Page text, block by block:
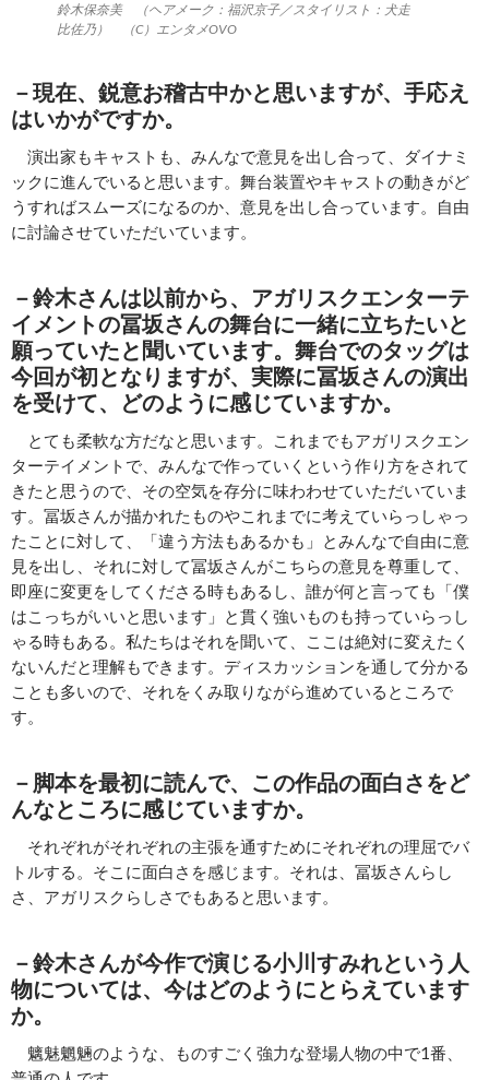
鈴木保奈美 （ヘアメーク：福沢京子／スタイリスト：犬走
比佐乃） （C）エンタメOVO
－現在、鋭意お稽古中かと思いますが、手応え
はいかがですか。
演出家もキャストも、みんなで意見を出し合って、ダイナミ
ックに進んでいると思います。舞台装置やキャストの動きがど
うすればスムーズになるのか、意見を出し合っています。自由
に討論させていただいています。
－鈴木さんは以前から、アガリスクエンターテ
イメントの冨坂さんの舞台に一緒に立ちたいと
願っていたと聞いています。舞台でのタッグは
今回が初となりますが、実際に冨坂さんの演出
を受けて、どのように感じていますか。
とても柔軟な方だなと思います。これまでもアガリスクエン
ターテイメントで、みんなで作っていくという作り方をされて
きたと思うので、その空気を存分に味わわせていただいていま
す。冨坂さんが描かれたものやこれまでに考えていらっしゃっ
たことに対して、「違う方法もあるかも」とみんなで自由に意
見を出し、それに対して冨坂さんがこちらの意見を尊重して、
即座に変更をしてくださる時もあるし、誰が何と言っても「僕
はこっちがいいと思います」と貫く強いものも持っていらっし
ゃる時もある。私たちはそれを聞いて、ここは絶対に変えたく
ないんだと理解もできます。ディスカッションを通して分かる
ことも多いので、それをくみ取りながら進めているところで
す。
－脚本を最初に読んで、この作品の面白さをど
んなところに感じていますか。
それぞれがそれぞれの主張を通すためにそれぞれの理屈でバ
トルする。そこに面白さを感じます。それは、冨坂さんらし
さ、アガリスクらしさでもあると思います。
－鈴木さんが今作で演じる小川すみれという人
物については、今はどのようにとらえています
か。
魑魅魍魎のような、ものすごく強力な登場人物の中で1番、